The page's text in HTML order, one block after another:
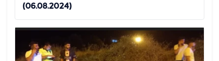
(06.08.2024)